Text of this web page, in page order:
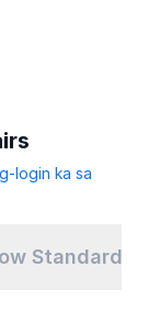
login ka sa
Standard